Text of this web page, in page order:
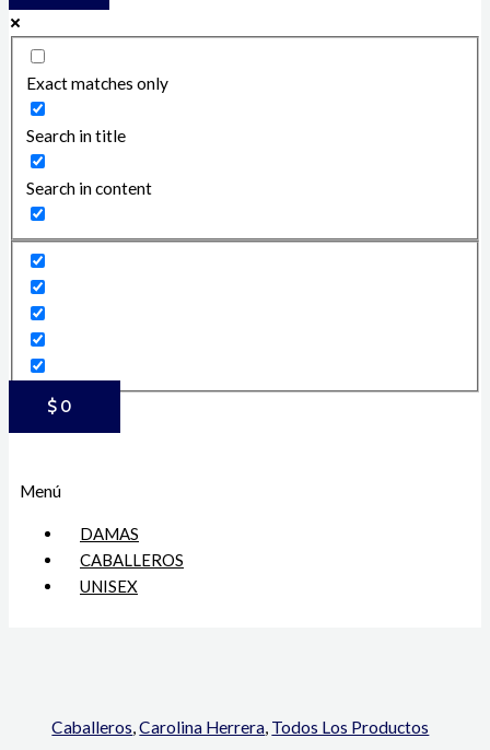
Exact matches only
Search in title
Search in content
$ 0
Menú
DAMAS
CABALLEROS
UNISEX
Caballeros,Carolina Herrera, Todos Los Productos